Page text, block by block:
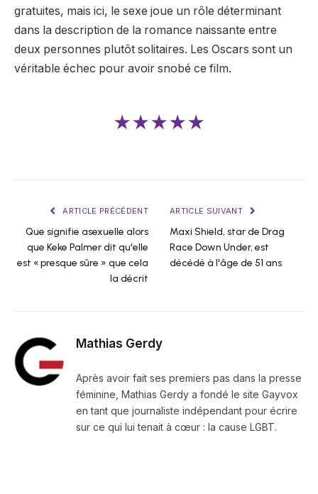
gratuites, mais ici, le sexe joue un rôle déterminant
dans la description de la romance naissante entre
deux personnes plutôt solitaires. Les Oscars sont un
véritable échec pour avoir snobé ce film.
★★★★★
ARTICLE PRÉCÉDENT
Que signifie asexuelle alors
que Keke Palmer dit qu'elle
est « presque sûre » que cela
la décrit
ARTICLE SUIVANT
Maxi Shield, star de Drag
Race Down Under, est
décédé à l'âge de 51 ans
Mathias Gerdy
Après avoir fait ses premiers pas dans la presse
féminine, Mathias Gerdy a fondé le site Gayvox
en tant que journaliste indépendant pour écrire
sur ce qui lui tenait à cœur : la cause LGBT.